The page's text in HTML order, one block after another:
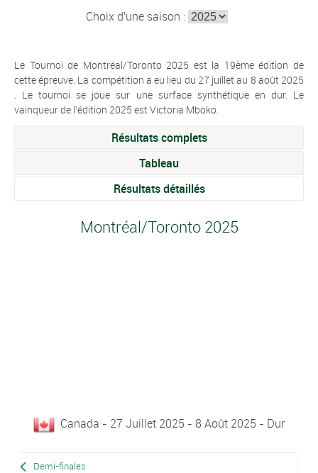
Choix d'une saison :
Le Tournoi de Montréal/Toronto 2025 est la 19ème édition de
cette épreuve. La compétition a eu lieu du 27 juillet au 8 août 2025
. Le tournoi se joue sur une surface synthétique en dur. Le
vainqueur de l'édition 2025 est Victoria Mboko.
Résultats complets
Tableau
Résultats détaillés
Montréal/Toronto 2025
Canada - 27 Juillet 2025 - 8 Août 2025 - Dur
Demi-finales